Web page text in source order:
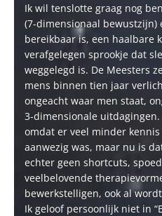
Ik wil tenslotte graag nog
(7-dimensionaal bewustzijn)
bereikbaar is, een haalbare
verafgelegen sprookje dat
weggelegd is. De Meesters
mens binnen tien jaar
ongeacht waar men staat,
3-dimensionale
omdat er veel minder
aanwezig was, maar nu is
echter geen shortcuts,
veelbelovende
bewerkstelligen, ook al
Ik geloof persoonlijk niet in